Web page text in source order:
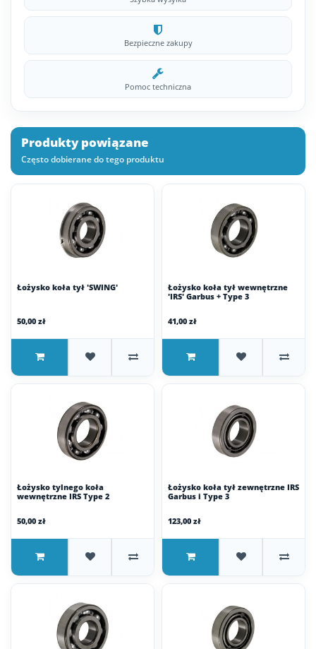
Bezpieczne zakupy
Pomoc techniczna
Produkty powiązane
Często dobierane do tego produktu
Łożysko koła tył 'SWING'
50,00 zł
Łożysko koła tył wewnętrzne
'IRS' Garbus + Type 3
41,00 zł
Łożysko tylnego koła
wewnętrzne IRS Type 2
50,00 zł
Łożysko koła tył zewnętrzne IRS
Garbus i Type 3
123,00 zł